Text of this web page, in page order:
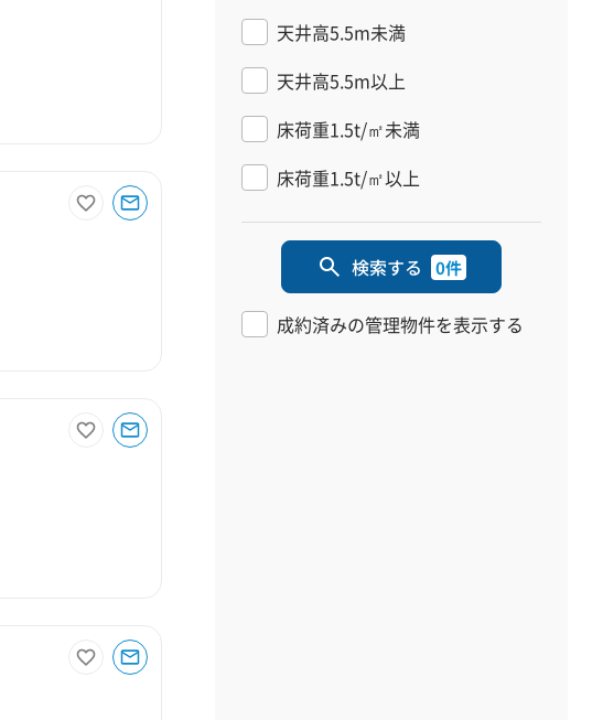
天井高5.5m未満
天井高5.5m以上
床荷重1.5t/㎡未満
床荷重1.5t/㎡以上
検索する 0件
成約済みの管理物件を表示する